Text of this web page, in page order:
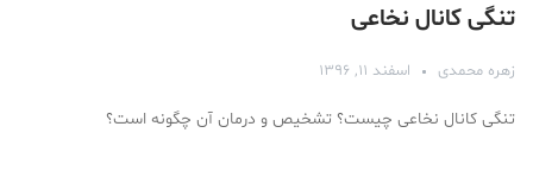
تنگی کانال نخاعی
زهره محمدی اسفند ۱۱, ۱۳۹۶
تنگی کانال نخاعی چیست؟ تشخیص و درمان آن چگونه است؟